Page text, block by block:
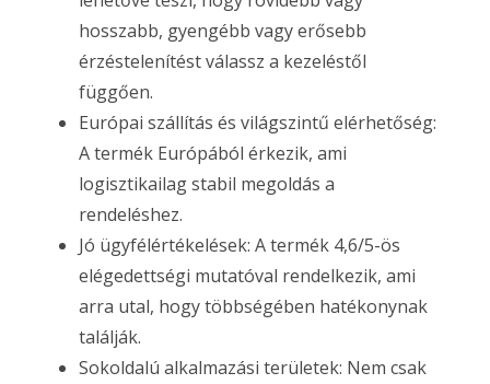
hosszabb, gyengébb vagy erősebb
érzéstelenítést válassz a kezeléstől
függően.
Európai szállítás és világszintű elérhetőség:
A termék Európából érkezik, ami
logisztikailag stabil megoldás a
rendeléshez.
Jó ügyfélértékelések: A termék 4,6/5-ös
elégedettségi mutatóval rendelkezik, ami
arra utal, hogy többségében hatékonynak
találják.
Sokoldalú alkalmazási területek: Nem csak